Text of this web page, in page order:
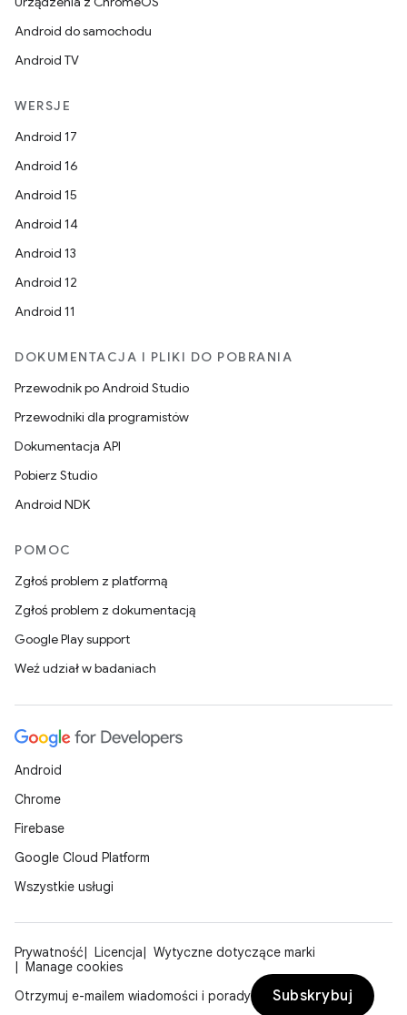
Android do samochodu
Android TV
WERSJE
Android 17
Android 16
Android 15
Android 14
Android 13
Android 12
Android 11
DOKUMENTACJA I PLIKI DO POBRANIA
Przewodnik po Android Studio
Przewodniki dla programistów
Dokumentacja API
Pobierz Studio
Android NDK
POMOC
Zgłoś problem z platformą
Zgłoś problem z dokumentacją
Google Play support
Weź udział w badaniach
Android
Chrome
Firebase
Google Cloud Platform
Wszystkie usługi
Prywatność Licencja
Wytyczne dotyczące marki
Manage cookies
Otrzymuj e-mailem wiadomości i porady
Subskrybuj